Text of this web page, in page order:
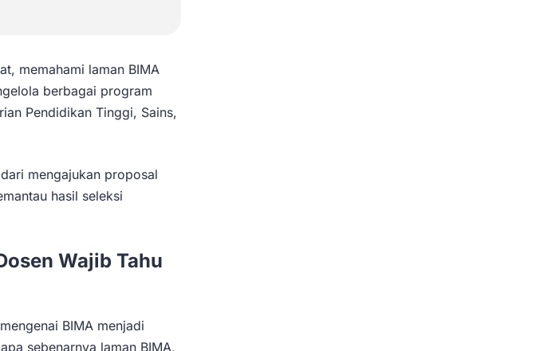
memahami laman BIMA
berbagai program
Pendidikan Tinggi, Sains,
mengajukan proposal
hasil seleksi
Wajib Tahu
BIMA menjadi
sebenarnya laman BIMA,